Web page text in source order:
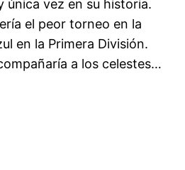
única vez en su historia.
el peor torneo en la
en la Primera División.
a los celestes…